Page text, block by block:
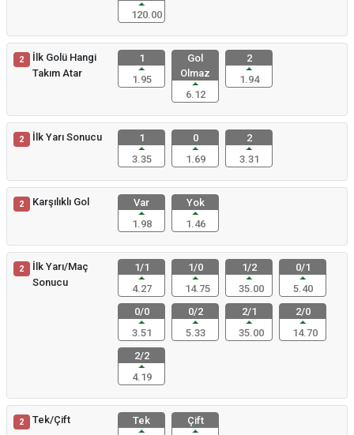
120.00
2
İlk Golü Hangi
Takım Atar
1
1.95
Gol
Olmaz
6.12
2
1.94
2 İlk Yarı Sonucu
1
3.35
0
1.69
2
3.31
2 Karşılıklı Gol
Var
1.98
Yok
1.46
2
İlk Yarı/Maç
Sonucu
1/1
4.27
1/0
14.75
1/2
35.00
0/1
5.40
0/0
3.51
0/2
5.33
2/1
35.00
2/0
14.70
2/2
4.19
2 Tek/Çift
Tek
Çift